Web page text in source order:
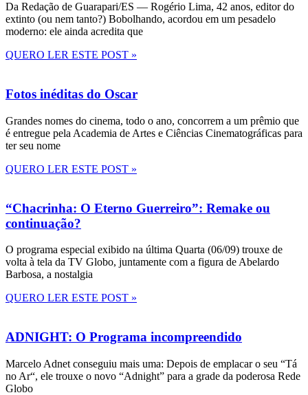
Da Redação de Guarapari/ES — Rogério Lima, 42 anos, editor do
extinto (ou nem tanto?) Bobolhando, acordou em um pesadelo
moderno: ele ainda acredita que
QUERO LER ESTE POST »
Fotos inéditas do Oscar
Grandes nomes do cinema, todo o ano, concorrem a um prêmio que
é entregue pela Academia de Artes e Ciências Cinematográficas para
ter seu nome
QUERO LER ESTE POST »
“Chacrinha: O Eterno Guerreiro”: Remake ou
continuação?
O programa especial exibido na última Quarta (06/09) trouxe de
volta à tela da TV Globo, juntamente com a figura de Abelardo
Barbosa, a nostalgia
QUERO LER ESTE POST »
ADNIGHT: O Programa incompreendido
Marcelo Adnet conseguiu mais uma: Depois de emplacar o seu “Tá
no Ar“, ele trouxe o novo “Adnight” para a grade da poderosa Rede
Globo